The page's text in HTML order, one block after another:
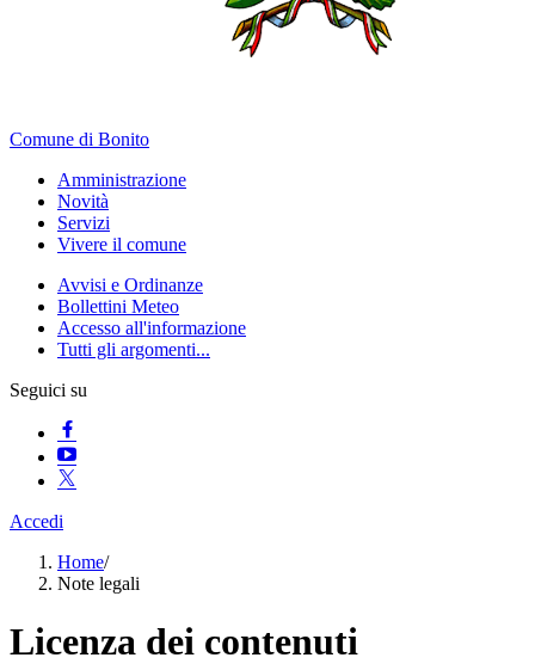
Comune di Bonito
Amministrazione
Novità
Servizi
Vivere il comune
Avvisi e Ordinanze
Bollettini Meteo
Accesso all'informazione
Tutti gli argomenti...
Seguici su
Accedi
Home/
Note legali
Licenza dei contenuti